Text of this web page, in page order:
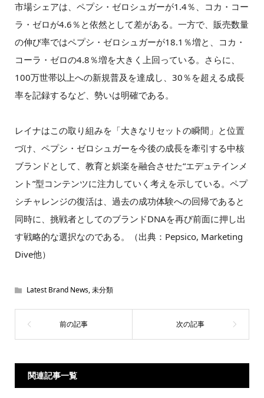
市場シェアは、ペプシ・ゼロシュガーが1.4％、コカ・コー
ラ・ゼロが4.6％と依然として差がある。一方で、販売数量
の伸び率ではペプシ・ゼロシュガーが18.1％増と、コカ・
コーラ・ゼロの4.8％増を大きく上回っている。さらに、
100万世帯以上への新規普及を達成し、30％を超える成長
率を記録するなど、勢いは明確である。
レイナはこの取り組みを「大きなリセットの瞬間」と位置
づけ、ペプシ・ゼロシュガーを今後の成長を牽引する中核
ブランドとして、教育と娯楽を融合させた“エデュテインメ
ント”型コンテンツに注力していく考えを示している。ペプ
シチャレンジの復活は、過去の成功体験への回帰であると
同時に、挑戦者としてのブランドDNAを再び前面に押し出
す戦略的な選択なのである。（出典：Pepsico, Marketing
Dive他）
Latest Brand News,未分類
関連記事一覧